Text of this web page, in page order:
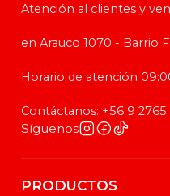
Atención al clientes y
en Arauco 1070 - Barrio
Horario de atención
Contáctanos: +56 9 2765
Síguenos
PRODUCTOS